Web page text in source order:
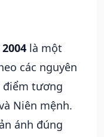
là một
các nguyên
điểm tương
Niên mệnh.
ánh đúng